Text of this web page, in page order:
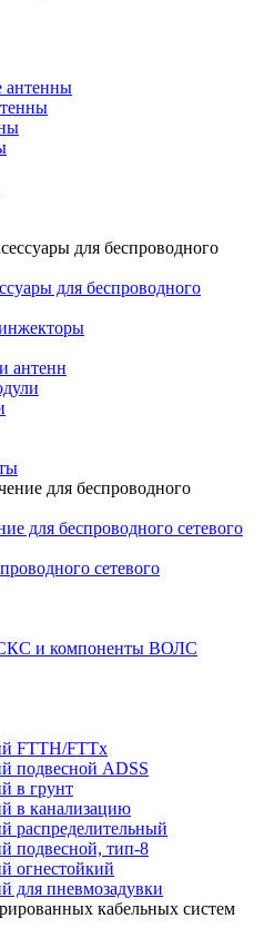
антенны
для беспроводного
антенн
для беспроводного сетевого
сетевого
СКС и компоненты ВОЛС
FTTH/FTTx
подвесной ADSS
в грунт
в канализацию
распределительный
подвесной, тип-8
огнестойкий
для пневмозадувки